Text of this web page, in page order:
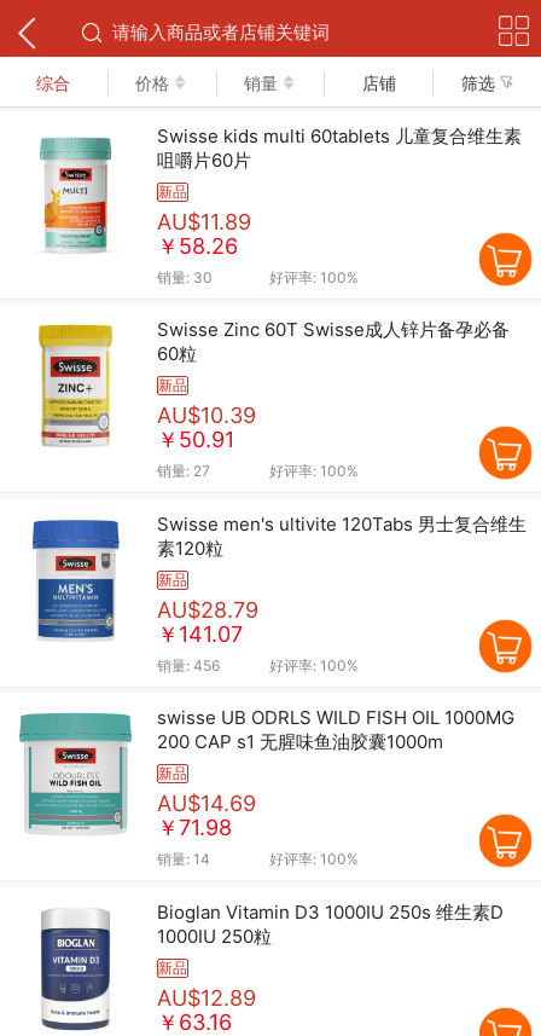
综合 价格 销量 店铺 筛选
Swisse kids multi 60tablets 儿童复合维生素
咀嚼片60片
新品
AU$11.89
￥58.26
销量: 30 好评率: 100%
Swisse Zinc 60T Swisse成人锌片备孕必备
60粒
新品
AU$10.39
￥50.91
销量: 27 好评率: 100%
Swisse men's ultivite 120Tabs 男士复合维生
素120粒
新品
AU$28.79
￥141.07
销量: 456 好评率: 100%
swisse UB ODRLS WILD FISH OIL 1000MG
200 CAP s1 无腥味鱼油胶囊1000m
新品
AU$14.69
￥71.98
销量: 14 好评率: 100%
Bioglan Vitamin D3 1000IU 250s 维生素D
1000IU 250粒
新品
AU$12.89
￥63.16